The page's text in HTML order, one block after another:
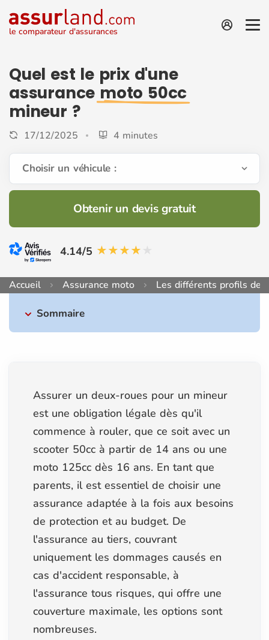
le comparateur d'assurances
Quel est le prix d'une
assurance moto 50cc
mineur ?
17/12/2025 4 minutes
Choisir un véhicule :
Obtenir un devis gratuit
4.14/5
Accueil Assurance moto Les différents profils de
Sommaire
Assurer un deux-roues pour un mineur
est une obligation légale dès qu'il
commence à rouler, que ce soit avec un
scooter 50cc à partir de 14 ans ou une
moto 125cc dès 16 ans. En tant que
parents, il est essentiel de choisir une
assurance adaptée à la fois aux besoins
de protection et au budget. De
l'assurance au tiers, couvrant
uniquement les dommages causés en
cas d'accident responsable, à
l'assurance tous risques, qui offre une
couverture maximale, les options sont
nombreuses.